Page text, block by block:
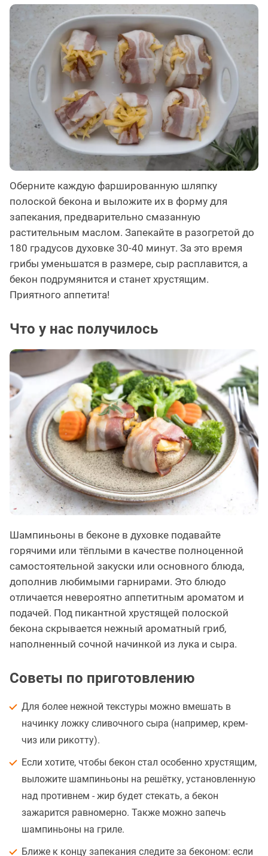
Оберните каждую фаршированную шляпку
полоской бекона и выложите их в форму для
запекания, предварительно смазанную
растительным маслом. Запекайте в разогретой до
180 градусов духовке 30-40 минут. За это время
грибы уменьшатся в размере, сыр расплавится, а
бекон подрумянится и станет хрустящим.
Приятного аппетита!
Что у нас получилось
Шампиньоны в беконе в духовке подавайте
горячими или тёплыми в качестве полноценной
самостоятельной закуски или основного блюда,
дополнив любимыми гарнирами. Это блюдо
отличается невероятно аппетитным ароматом и
подачей. Под пикантной хрустящей полоской
бекона скрывается нежный ароматный гриб,
наполненный сочной начинкой из лука и сыра.
Советы по приготовлению
Для более нежной текстуры можно вмешать в
начинку ложку сливочного сыра (например, крем-
чиз или рикотту).
Если хотите, чтобы бекон стал особенно хрустящим,
выложите шампиньоны на решётку, установленную
над противнем - жир будет стекать, а бекон
зажарится равномерно. Также можно запечь
шампиньоны на гриле.
Ближе к концу запекания следите за беконом: если